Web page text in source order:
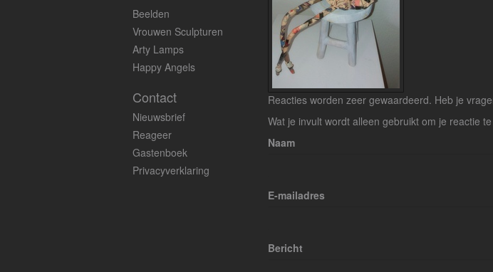
Reacties worden zeer gewaardeerd. Heb je
Wat je invult wordt alleen gebruikt om je reactie
Naam
E-mailadres
Bericht
Beelden
Vrouwen Sculpturen
Arty Lamps
Happy Angels
Contact
Nieuwsbrief
Reageer
Gastenboek
Privacyverklaring